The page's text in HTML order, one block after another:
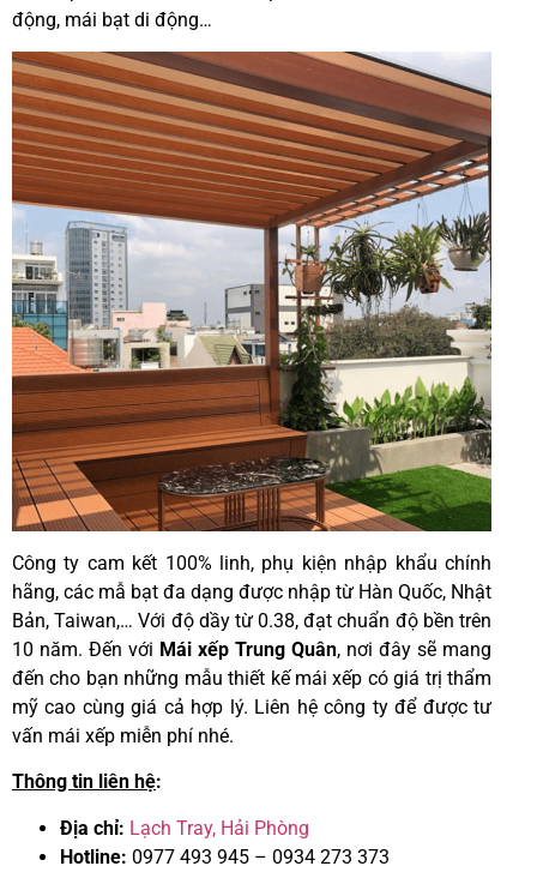
động, mái bạt di động…
Công ty cam kết 100% linh, phụ kiện nhập khẩu chính
hãng, các mẫ bạt đa dạng được nhập từ Hàn Quốc, Nhật
Bản, Taiwan,… Với độ dầy từ 0.38, đạt chuẩn độ bền trên
10 năm. Đến với Mái xếp Trung Quân, nơi đây sẽ mang
đến cho bạn những mẫu thiết kế mái xếp có giá trị thẩm
mỹ cao cùng giá cả hợp lý. Liên hệ công ty để được tư
vấn mái xếp miễn phí nhé.
Thông tin liên hệ:
Địa chỉ: Lạch Tray, Hải Phòng
Hotline: 0977 493 945 – 0934 273 373